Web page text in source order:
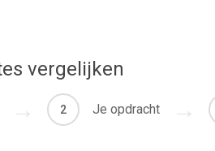
vergelijken
2 Je opdracht